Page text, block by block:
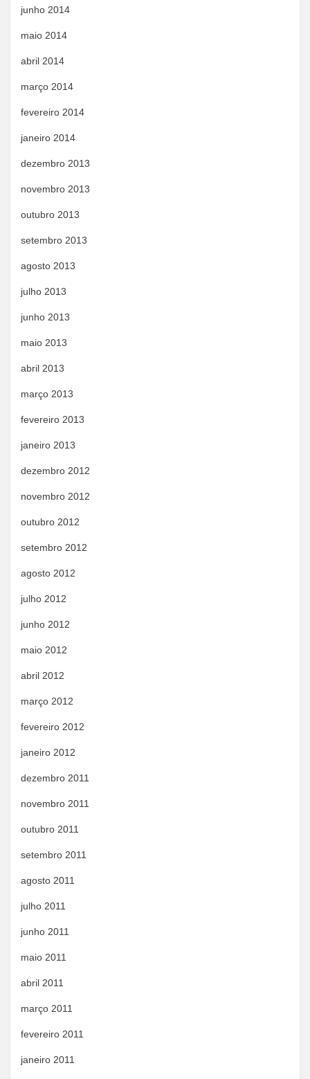
junho 2014
maio 2014
abril 2014
março 2014
fevereiro 2014
janeiro 2014
dezembro 2013
novembro 2013
outubro 2013
setembro 2013
agosto 2013
julho 2013
junho 2013
maio 2013
abril 2013
março 2013
fevereiro 2013
janeiro 2013
dezembro 2012
novembro 2012
outubro 2012
setembro 2012
agosto 2012
julho 2012
junho 2012
maio 2012
abril 2012
março 2012
fevereiro 2012
janeiro 2012
dezembro 2011
novembro 2011
outubro 2011
setembro 2011
agosto 2011
julho 2011
junho 2011
maio 2011
abril 2011
março 2011
fevereiro 2011
janeiro 2011